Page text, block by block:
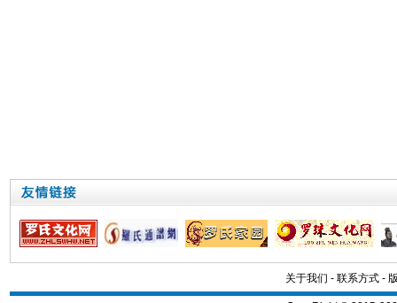
关于我们 - 联系方式-